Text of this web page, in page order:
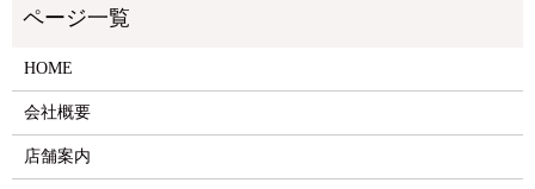
HOME
会社概要
店舗案内